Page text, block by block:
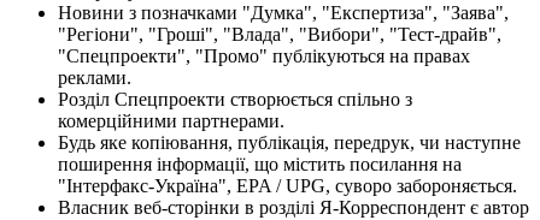
Новини з позначками "Думка", "Експертиза", "Заява",
"Регіони", "Гроші", "Влада", "Вибори", "Тест-драйв",
"Спецпроекти", "Промо" публікуються на правах
реклами.
Розділ Спецпроекти створюється спільно з
комерційними партнерами.
Будь яке копіювання, публікація, передрук, чи наступне
поширення інформації, що містить посилання на
"Інтерфакс-Україна", EPA / UPG, суворо забороняється.
Власник веб-сторінки в розділі Я-Корреспондент є автор